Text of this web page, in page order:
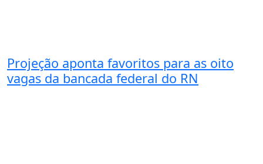
Projeção aponta favoritos para as oito
vagas da bancada federal do RN